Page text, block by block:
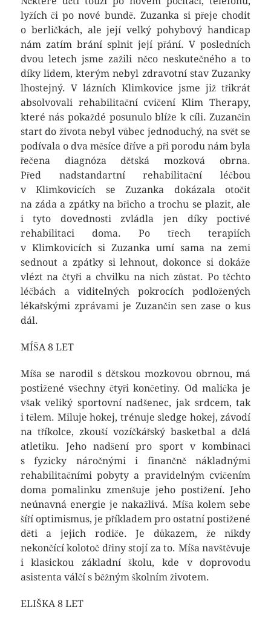
lyžích či po nové bundě. Zuzanka si přeje chodit
o berličkách, ale její velký pohybový handicap
nám zatím brání splnit její přání. V posledních
dvou letech jsme zažili něco neskutečného a to
díky lidem, kterým nebyl zdravotní stav Zuzanky
lhostejný. V lázních Klimkovice jsme již třikrát
absolvovali rehabilitační cvičení Klim Therapy,
které nás pokaždé posunulo blíže k cíli. Zuzančin
start do života nebyl vůbec jednoduchý, na svět se
podívala o dva měsíce dříve a při porodu nám byla
řečena diagnóza dětská mozková obrna.
Před nadstandartní rehabilitační léčbou
v Klimkovicích se Zuzanka dokázala otočit
na záda a zpátky na břicho a trochu se plazit, ale
i tyto dovednosti zvládla jen díky poctivé
rehabilitaci doma. Po třech terapiích
v Klimkovicích si Zuzanka umí sama na zemi
sednout a zpátky si lehnout, dokonce si dokáže
vlézt na čtyři a chvilku na nich zůstat. Po těchto
léčbách a viditelných pokrocích podložených
lékařskými zprávami je Zuzančin sen zase o kus
dál.
MÍŠA 8 LET
Míša se narodil s dětskou mozkovou obrnou, má
postižené všechny čtyři končetiny. Od malička je
však veliký sportovní nadšenec, jak srdcem, tak
i tělem. Miluje hokej, trénuje sledge hokej, závodí
na tříkolce, zkouší vozíčkářský basketbal a dělá
atletiku. Jeho nadšení pro sport v kombinaci
s fyzicky náročnými i finančně nákladnými
rehabilitačními pobyty a pravidelným cvičením
doma pomalinku zmenšuje jeho postižení. Jeho
neúnavná energie je nakažlivá. Míša kolem sebe
šíří optimismus, je příkladem pro ostatní postižené
děti a jejich rodiče. Je důkazem, že nikdy
nekončící kolotoč dřiny stojí za to. Míša navštěvuje
i klasickou základní školu, kde v doprovodu
asistenta válčí s běžným školním životem.
ELIŠKA 8 LET